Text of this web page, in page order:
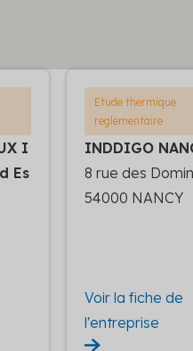
I
Es
Etude thermique
reglementaire
INDDIGO
8 rue des
54000 NANCY
Voir la fiche de
l'entreprise